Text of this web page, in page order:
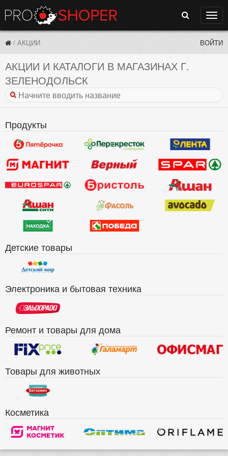
Поиск
/ АКЦИИ ВОЙТИ
АКЦИИ И КАТАЛОГИ В МАГАЗИНАХ Г.
ЗЕЛЕНОДОЛЬСК
Продукты
Детские товары
Электроника и бытовая техника
Ремонт и товары для дома
Товары для животных
Косметика